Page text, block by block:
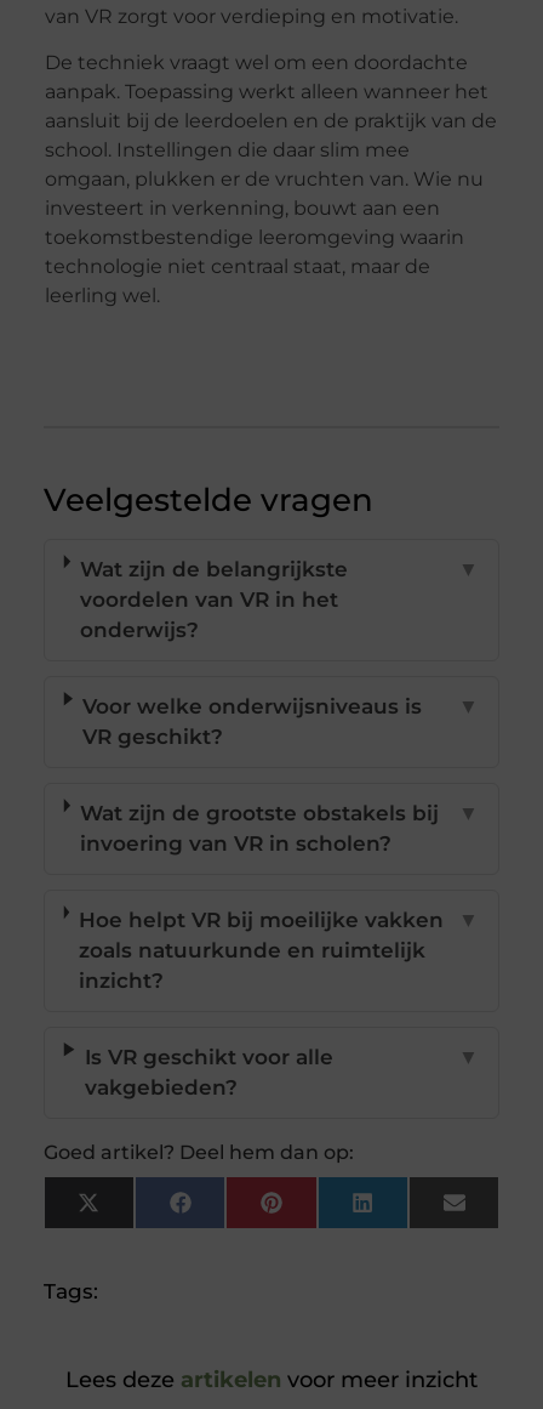
van VR zorgt voor verdieping en motivatie.
De techniek vraagt wel om een doordachte
aanpak. Toepassing werkt alleen wanneer het
aansluit bij de leerdoelen en de praktijk van de
school. Instellingen die daar slim mee
omgaan, plukken er de vruchten van. Wie nu
investeert in verkenning, bouwt aan een
toekomstbestendige leeromgeving waarin
technologie niet centraal staat, maar de
leerling wel.
Veelgestelde vragen
Wat zijn de belangrijkste
voordelen van VR in het
onderwijs?
▼
Voor welke onderwijsniveaus is
VR geschikt?
▼
Wat zijn de grootste obstakels bij
invoering van VR in scholen?
▼
Hoe helpt VR bij moeilijke vakken
zoals natuurkunde en ruimtelijk
inzicht?
▼
Is VR geschikt voor alle
vakgebieden?
▼
Goed artikel? Deel hem dan op:
X
(Twitter)
FacebookPinterestLinkedInEmail
Tags:
Lees deze artikelen voor meer inzicht